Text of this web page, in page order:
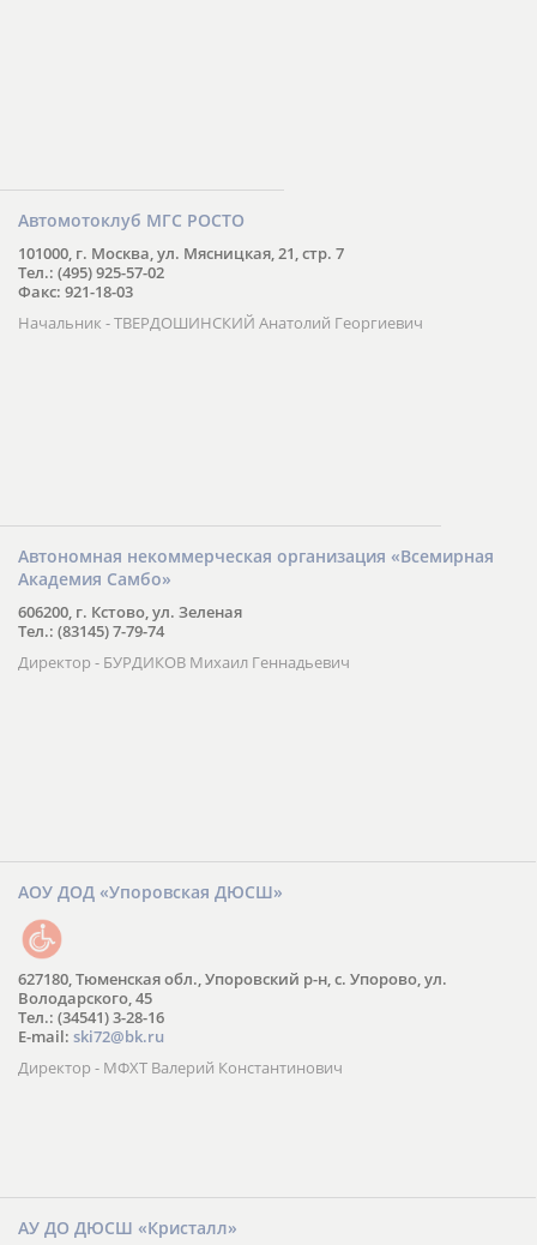
Автомотоклуб МГС РОСТО
101000, г. Москва, ул. Мясницкая, 21, стр. 7
Тел.: (495) 925-57-02
Факс: 921-18-03
Начальник - ТВЕРДОШИНСКИЙ Анатолий Георгиевич
Автономная некоммерческая организация «Всемирная
Академия Самбо»
606200, г. Кстово, ул. Зеленая
Тел.: (83145) 7-79-74
Директор - БУРДИКОВ Михаил Геннадьевич
АОУ ДОД «Упоровская ДЮСШ»
627180, Тюменская обл., Упоровский р-н, с. Упорово, ул.
Володарского, 45
Тел.: (34541) 3-28-16
E-mail: ski72@bk.ru
Директор - МФХТ Валерий Константинович
АУ ДО ДЮСШ «Кристалл»